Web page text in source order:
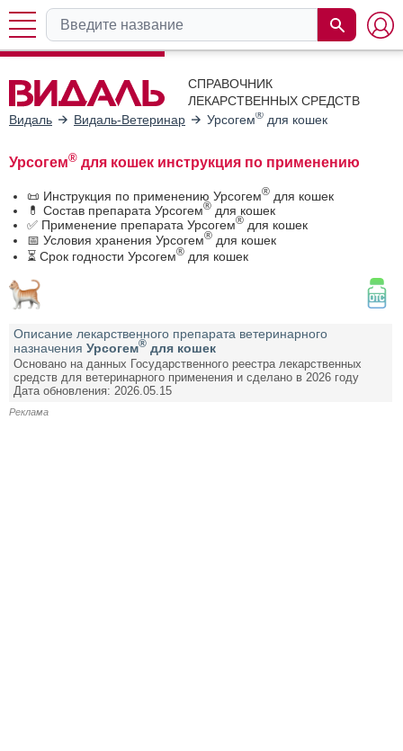
СПРАВОЧНИК
ЛЕКАРСТВЕННЫХ СРЕДСТВ
Видаль
Видаль-Ветеринар Урсогем® для кошек
Урсогем® для кошек инструкция по применению
📜 Инструкция по применению Урсогем® для кошек
💊 Состав препарата Урсогем® для кошек
✅ Применение препарата Урсогем® для кошек
📅 Условия хранения Урсогем® для кошек
⏳ Срок годности Урсогем® для кошек
Описание лекарственного препарата ветеринарного
назначения Урсогем® для кошек
Основано на данных Государственного реестра лекарственных
средств для ветеринарного применения и сделано в 2026 году
Дата обновления: 2026.05.15
Реклама